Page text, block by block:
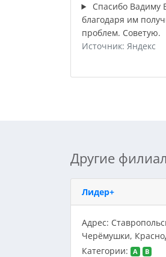
Спасибо Вадиму
благодаря им
проблем. Советую.
Источник: Яндекс
Другие
Лидер+
Адрес:
Черёмушки,
Категории:
A B